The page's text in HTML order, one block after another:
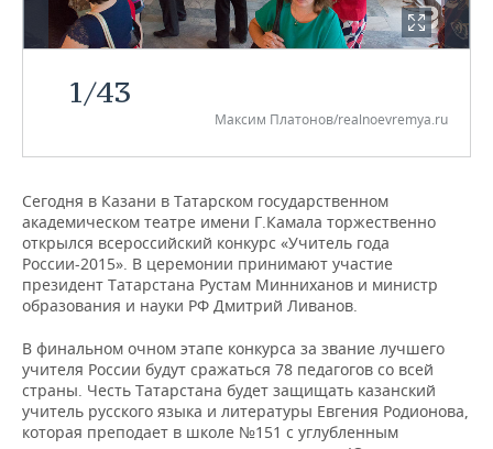
НЕФТЕХИМИЯ
ЭНЕРГЕТИКА
РОЗНИЧНАЯ ТОРГОВЛЯ
ТРАНСПОРТ
НОВОСТИ ТЕХНОЛОГИЙ
ТЕЛЕКОММУНИКАЦИИ
МЕРОПРИЯТИЯ
НОВОСТИ МЕРОПРИЯТИЙ
БИЗНЕС-БРАНЧИ
ONLINE-КОНФЕРЕНЦИИ
ОТКРЫТАЯ ЛЕКЦИЯ
СПОРТ
ФУТБОЛ
ХОККЕЙ
БАСКЕТБОЛ
ВОЛЕЙБОЛ
КИБЕРСПОРТ
НОВОСТИ ОБЩЕСТВА
ВЛАСТЬ
ИНФРАСТРУКТУРА
ИСТОРИЯ
КУЛЬТУРА
ФОТОГАЛЕРЕЯ
СЮЖЕТЫ
СПРАВОЧНИК
СПИСОК ПЕРСОН
СПИСОК КОМПАНИЙ
ПОЛНАЯ ВЕРСИЯ
1/43
Максим Платонов/realnoevremya.ru
Сегодня в Казани в Татарском государственном
академическом театре имени Г.Камала торжественно
открылся всероссийский конкурс «Учитель года
России-2015». В церемонии принимают участие
президент Татарстана Рустам Минниханов и министр
образования и науки РФ Дмитрий Ливанов.
В финальном очном этапе конкурса за звание лучшего
учителя России будут сражаться 78 педагогов со всей
страны. Честь Татарстана будет защищать казанский
учитель русского языка и литературы Евгения Родионова,
которая преподает в школе №151 с углубленным